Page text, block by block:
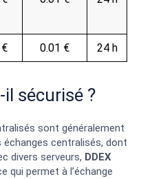
0.01 € 24 h
il sécurisé ?
sont généralement
échanges centralisés, dont
divers serveurs, DDEX
qui permet à l’échange